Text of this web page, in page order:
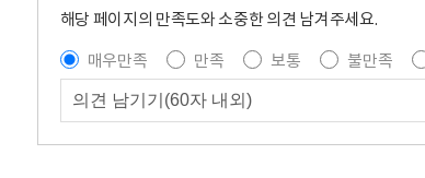
해당 페이지의 만족도와 소중한 의견 남겨주세요.
매우만족
만족 보통 불만족